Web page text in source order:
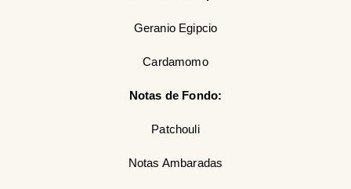
Geranio Egipcio
Cardamomo
Notas de Fondo:
Patchouli
Notas Ambaradas